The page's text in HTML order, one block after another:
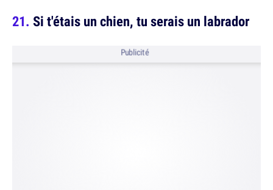
Si t'étais un chien, tu serais un labrador
Publicité